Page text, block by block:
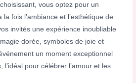
vous optez pour un
fois l’ambiance et l’esthétique de
invités une expérience inoubliable
dorée, symboles de joie et
un moment exceptionnel
l’idéal pour célébrer l’amour et les